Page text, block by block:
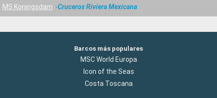
MS Koningsdam
Cruceros Riviera Mexicana
Barcos más populares
MSC World Europa
Icon of the Seas
Costa Toscana